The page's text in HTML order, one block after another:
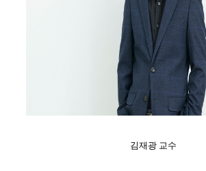
김재광 교수